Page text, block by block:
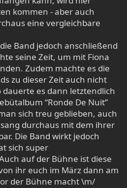
kommen - aber auch
eine vergleichbare
Band jedoch anschließend
seine Zeit, um mit Fiona
Zudem machte es die
zu dieser Zeit auch nicht
dauerte es dann letztendlich
“Ronde De Nuit”
sich treu geblieben, auch
durchaus mit dem ihrer
Die Band wirkt jedoch
sich super
auf der Bühne ist diese
ihr euch im März dann am
der Bühne macht \m/